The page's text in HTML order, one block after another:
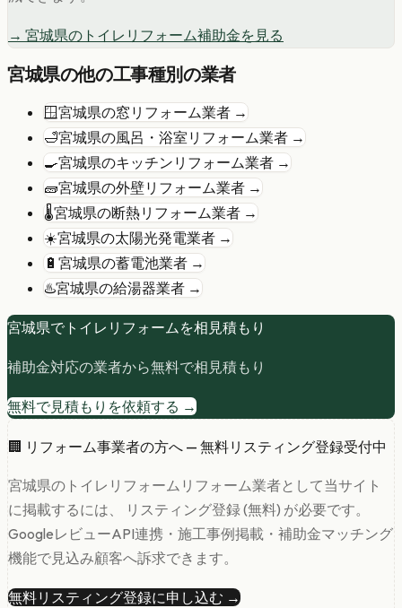
→ 宮城県の トイレリフォーム補助金を見る
宮城県の他の工事種別の業者
🪟宮城県の窓リフォーム業者 →
🛁宮城県の風呂・浴室リフォーム業者 →
🍳宮城県のキッチンリフォーム業者 →
🧱宮城県の外壁リフォーム業者 →
🌡️宮城県の断熱リフォーム業者 →
☀️宮城県の太陽光発電業者 →
🔋 宮城県の蓄電池業者 →
♨️宮城県の給湯器業者 →
宮城県で トイレリフォームを相見積もり
補助金対応の業者から無料で相見積もり
無料で見積もりを依頼する →
🏢 リフォーム事業者の方へ — 無料リスティング登録受付中
宮城県の トイレリフォーム リフォーム業者として当サイト
に掲載するには、 リスティング登録 (無料) が必要です。
GoogleレビューAPI連携・施工事例掲載・補助金マッチング
機能で見込み顧客へ訴求できます。
無料リスティング登録に申し込む →